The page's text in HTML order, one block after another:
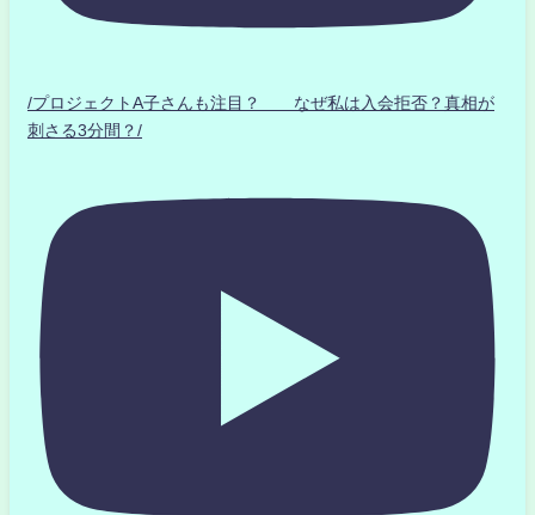
/プロジェクトA子さんも注目？ なぜ私は入会拒否？真相が
刺さる3分間？/